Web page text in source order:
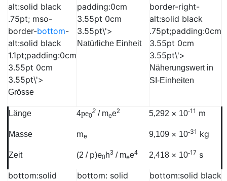
alt:solid black
.75pt; mso-
border-bottom-
alt:solid black
1.1pt;padding:0cm
3.55pt 0cm
3.55pt\'>
Grösse
padding:0cm
3.55pt 0cm
3.55pt\'>
Natürliche Einheit
border-right-
alt:solid black
.75pt;padding:0cm
3.55pt 0cm
3.55pt\'>
Näherungswert in
SI-Einheiten
Länge 4pe0
2 / mee2 5,292 × 10-11 m
Masse me 9,109 × 10-31 kg
Zeit (2 / p)e0h3 / mee4 2,418 × 10-17 s
bottom:solid
bottom: solid
bottom:solid black